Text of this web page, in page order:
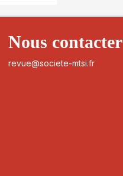
Nous contacter
revue@societe-mtsi.fr